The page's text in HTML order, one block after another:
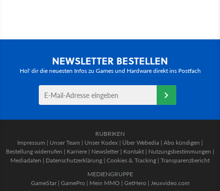
NEWSLETTER BESTELLEN
Hol' dir die neuesten Infos zu Games und Hardware direkt ins Postfach
RUBRIKEN
Impressum | Unser Team | Unser Kodex | Über Webedia | Abo kündigen |
Bestellung widerrufen | Karriere | Newsletter | Kontakt | Nutzungsbestimmungen |
Mediadaten | Datenschutzerklärung | Cookies & Tracking | Transparenzbericht
MEDIENGRUPPE
GameStar| GamePro | Mein MMO | GetHero | Jeuxvideo.com